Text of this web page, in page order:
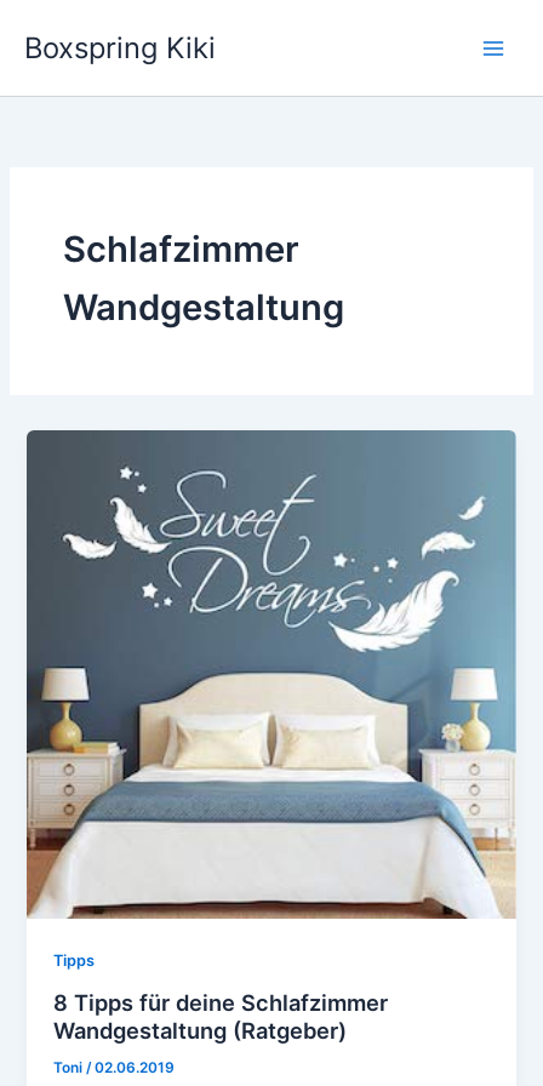
InhaltBoxspring Kiki
Schlafzimmer
Wandgestaltung
Tipps
8 Tipps für deine Schlafzimmer
Wandgestaltung (Ratgeber)
Toni /02.06.2019